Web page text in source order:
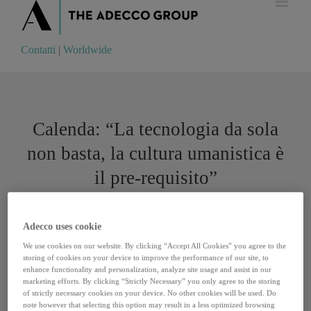
Contatti Worldwide
Contatti | Worldwide
Calenda: “La tecnologia da sola
non basta, la cultura umanistica è
il pre-requisito”
Adecco uses cookie
We use cookies on our website. By clicking “Accept All Cookies” you agree to the
storing of cookies on your device to improve the performance of our site, to
enhance functionality and personalization, analyze site usage and assist in our
marketing efforts. By clicking “Strictly Necessary” you only agree to the storing
of strictly necessary cookies on your device. No other cookies will be used. Do
note however that selecting this option may result in a less optimized browsing